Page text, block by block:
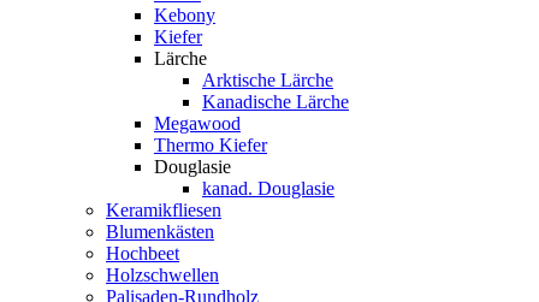
Kebony
Kiefer
Lärche
Arktische Lärche
Kanadische Lärche
Megawood
Thermo Kiefer
Douglasie
kanad. Douglasie
Keramikfliesen
Blumenkästen
Hochbeet
Holzschwellen
Palisaden-Rundholz